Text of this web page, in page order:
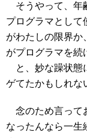
そうやって、年
プログラマとして
がわたしの限界か
がプログラマを続
と、妙な躁状態
ゲてたかもしれな
念のため言って
なったんなら一